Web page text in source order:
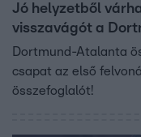
Jó helyzetből
visszavágót a
Dortmund-Atalanta
csapat az első
összefoglalót!